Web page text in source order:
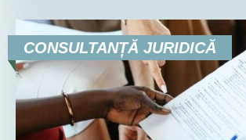
CONSULTANȚĂ JURIDICĂ